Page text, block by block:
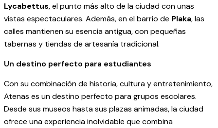
Lycabettus, el punto más alto de la ciudad con unas
vistas espectaculares. Además, en el barrio de Plaka, las
calles mantienen su esencia antigua, con pequeñas
tabernas y tiendas de artesanía tradicional.
Un destino perfecto para estudiantes
Con su combinación de historia, cultura y entretenimiento,
Atenas es un destino perfecto para grupos escolares.
Desde sus museos hasta sus plazas animadas, la ciudad
ofrece una experiencia inolvidable que combina